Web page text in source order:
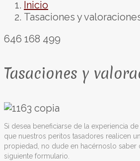
Inicio
Tasaciones y
646 168 499
Tasaciones y
Si desea beneficiarse de la experiencia
que nuestros peritos tasadores realicen
propiedad, no dude en hacérnoslo
siguiente formulario.